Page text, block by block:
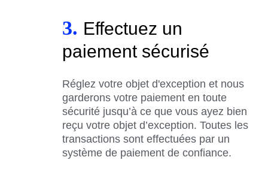
3. Effectuez un
paiement sécurisé
Réglez votre objet d'exception et nous
garderons votre paiement en toute
sécurité jusqu’à ce que vous ayez bien
reçu votre objet d’exception. Toutes les
transactions sont effectuées par un
système de paiement de confiance.